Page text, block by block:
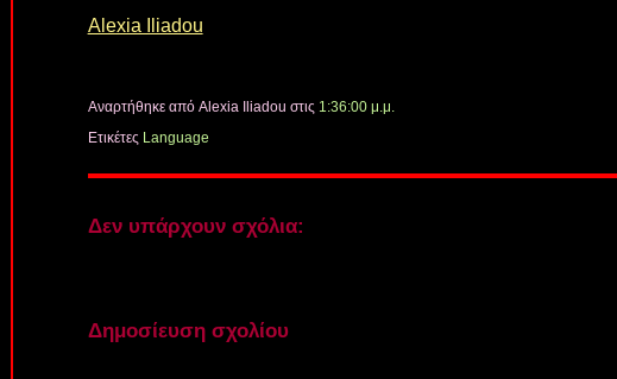
Alexia Iliadou
Αναρτήθηκε από Alexia Iliadou στις 1:36:00 μ.μ.
Ετικέτες Language
Δεν υπάρχουν σχόλια:
Δημοσίευση σχολίου